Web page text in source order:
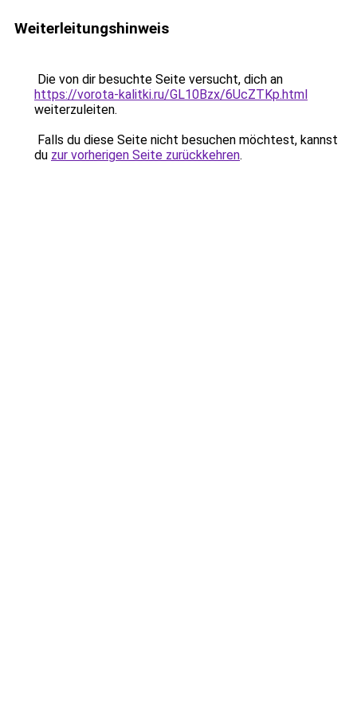
Weiterleitungshinweis
Die von dir besuchte Seite versucht, dich an
https://vorota-kalitki.ru/GL10Bzx/6UcZTKp.html
weiterzuleiten.
Falls du diese Seite nicht besuchen möchtest, kannst
du zur vorherigen Seite zurückkehren.